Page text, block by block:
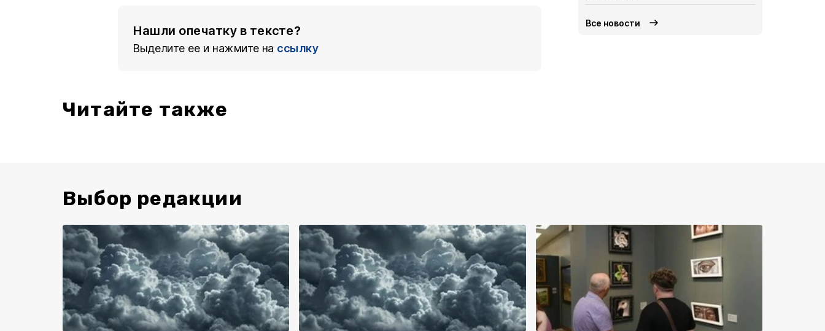
Нашли опечатку в тексте?
Выделите ее и нажмите на ссылку
Читайте также
Все новости
Выбор редакции